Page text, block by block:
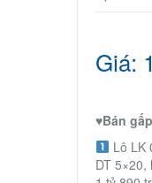
Giá:
♥️Bán
Lô LK
DT 5×20,